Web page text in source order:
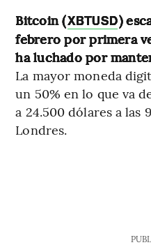
Bitcoin (XBTUSD)
febrero por primera
ha luchado por
La mayor moneda
un 50% en lo que va
a 24.500 dólares a las
Londres.